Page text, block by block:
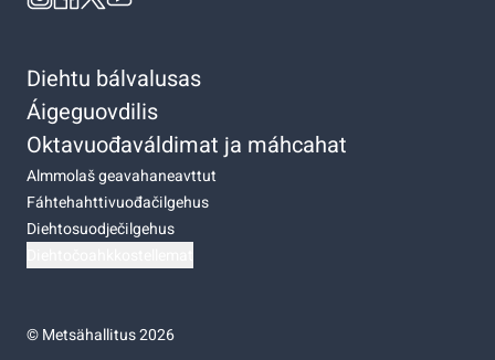
Diehtu bálvalusas
Áigeguovdilis
Oktavuođaváldimat ja máhcahat
Almmolaš geavahaneavttut
Fáhtehahttivuođačilgehus
Diehtosuodječilgehus
©Metsähallitus 2026